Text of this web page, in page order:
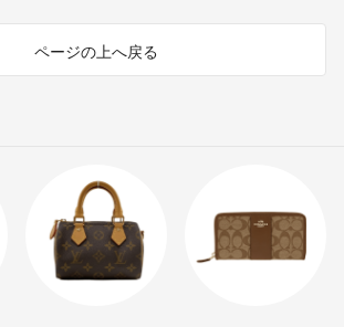
ページの上へ戻る